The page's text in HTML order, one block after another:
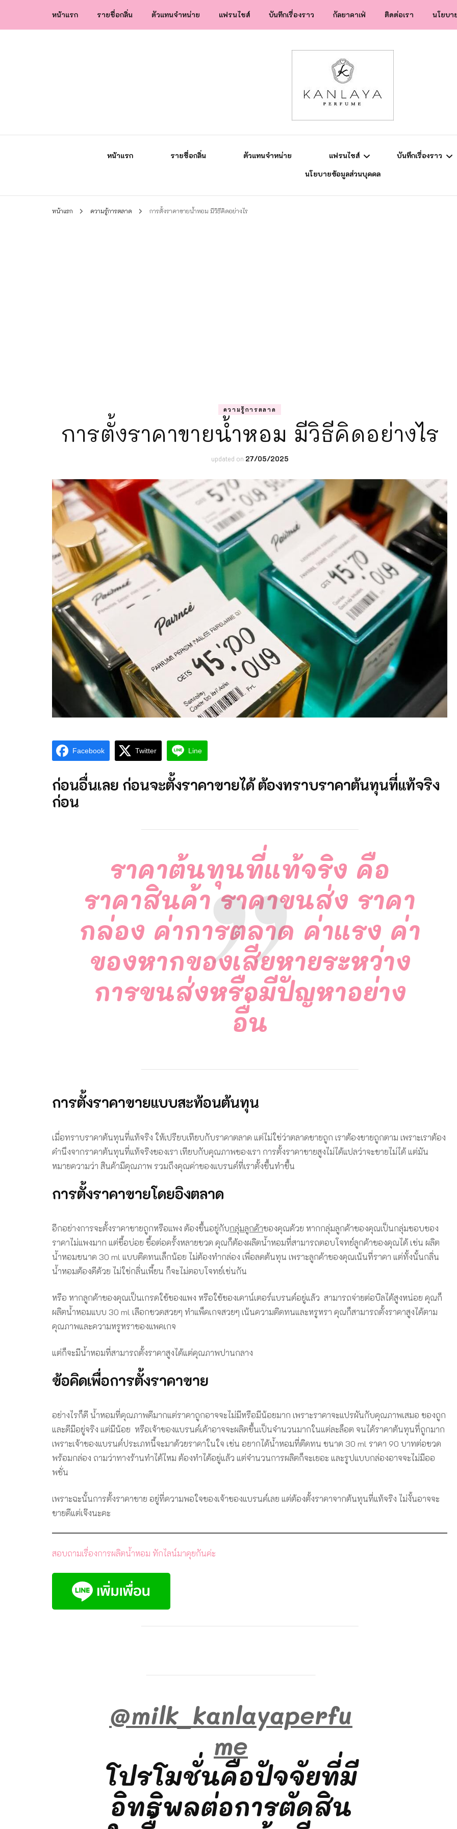
หน้าแรก รายชื่อกลิ่น ตัวแทนจำหน่าย แฟรนไชส์ บันทึกเรื่องราว
ข่าวสาร
ความรู้การตลาด
กัลยาคาเฟ่ ติดต่อเรา นโยบา
หน้าแรก รายชื่อกลิ่น ตัวแทนจำหน่าย แฟรนไชส์ บันทึกเรื่องราว
นโยบายข้อมูลส่วนบุคคล
หน้าแรก ความรู้การตลาด การตั้งราคาขายน้ำหอม มีวิธีคิดอย่างไร
ความรู้การตลาด
การตั้งราคาขายน้ำหอม มีวิธีคิดอย่างไร
updated on 27/05/2025
Facebook Twitter Line
ก่อนอื่นเลย ก่อนจะตั้งราคาขายได้ ต้องทราบราคาต้นทุนที่แท้จริง
ก่อน
ราคาต้นทุนที่แท้จริง คือ
ราคาสินค้า ราคาขนส่ง ราคา
กล่อง ค่าการตลาด ค่าแรง ค่า
ของหากของเสียหายระหว่าง
การขนส่งหรือมีปัญหาอย่าง
อื่น
การตั้งราคาขายแบบสะท้อนต้นทุน
เมื่อทราบราคาต้นทุนที่แท้จริง ให้เปรียบเทียบกับราคาตลาด แต่ไม่ใช่ว่าตลาดขายถูก เราต้องขายถูกตาม เพราะเราต้อง
คำนึงจากราคาต้นทุนที่แท้จริงของเรา เทียบกับคุณภาพของเรา การตั้งราคาขายสูงไม่ได้แปลว่าจะขายไม่ได้ แต่มัน
หมายความว่า สินค้ามีคุณภาพ รวมถึงคุณค่าของแบรนด์ที่เราตั้งขึ้นทำขึ้น
การตั้งราคาขายโดยอิงตลาด
อีกอย่างการจะตั้งราคาขายถูกหรือแพง ต้องขึ้นอยู่กับกลุ่มลูกค้าของคุณด้วย หากกลุ่มลูกค้าของคุณเป็นกลุ่มชอบของ
ราคาไม่แพงมาก แต่ซื้อบ่อย ซื้อต่อครั้งหลายขวด คุณก็ต้องผลิตน้ำหอมที่สามารถตอบโจทย์ลูกค้าของคุณได้ เช่น ผลิต
น้ำหอมขนาด 30 ml แบบติดทนเล็กน้อย ไม่ต้องทำกล่อง เพื่อลดต้นทุน เพราะลูกค้าของคุณเน้นที่ราคา แต่ทั้งนั้นกลิ่น
น้ำหอมต้องดีด้วย ไม่ใช่กลิ่นเพี้ยน ก็จะไม่ตอบโจทย์เช่นกัน
หรือ หากลูกค้าของคุณเป็นเกรดใช้ของแพง หรือใช้ของเคาน์เตอร์แบรนด์อยู่แล้ว สามารถจ่ายต่อบิลได้สูงหน่อย คุณก็
ผลิตน้ำหอมแบบ 30 ml เลือกขวดสวยๆ ทำแพ็คเกจสวยๆ เน้นความติดทนและหรูหรา คุณก็สามารถตั้งราคาสูงได้ตาม
คุณภาพและความหรูหราของแพคเกจ
แต่ก็จะมีน้ำหอมที่สามารถตั้งราคาสูงได้แต่คุณภาพปานกลาง
ข้อคิดเพื่อการตั้งราคาขาย
อย่างไรก็ดี น้ำหอมที่คุณภาพดีมากแต่ราคาถูกอาจจะไม่มีหรือมีน้อยมาก เพราะราคาจะแปรผันกับคุณภาพเสมอ ของถูก
และดีมีอยู่จริง แต่มีน้อย หรือเจ้าของแบรนด์เค้าอาจจะผลิตขึ้นเป็นจำนวนมากในแต่ละล็อต จนได้ราคาต้นทุนที่ถูกมาก
เพราะเจ้าของแบรนด์ประเภทนี้จะมาด้วยราคาในใจ เช่น อยากได้น้ำหอมที่ติดทน ขนาด 30 ml ราคา 90 บาทต่อขวด
พร้อมกล่อง ถามว่าทางร้านทำได้ไหม ต้องทำได้อยู่แล้ว แต่จำนวนการผลิตก็จะเยอะ และรูปแบบกล่องอาจจะไม่มีออ
พชั่น
เพราะฉะนั้นการตั้งราคาขาย อยู่ที่ความพอใจของเจ้าของแบรนด์เลย แต่ต้องตั้งราคาจากต้นทุนที่แท้จริง ไม่งั้นอาจจะ
ขายดีแต่เจ๊งนะคะ
สอบถามเรื่องการผลิตน้ำหอม ทักไลน์มาคุยกันค่ะ
@milk_kanlayaperfu
me
โปรโมชั่นคือปัจจัยที่มี
อิทธิพลต่อการตัดสิน